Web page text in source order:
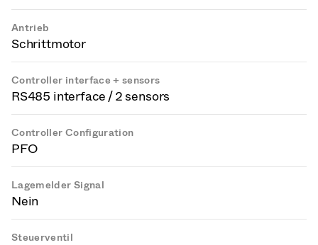
Antrieb
Schrittmotor
Controller interface + sensors
RS485 interface / 2 sensors
Controller Configuration
PFO
Lagemelder Signal
Nein
Steuerventil